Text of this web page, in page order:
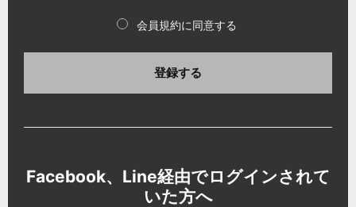
会員規約に同意する
登録する
Facebook、Line経由でログインされて
いた方へ